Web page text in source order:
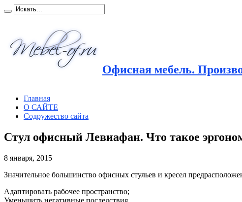
Офисная мебель.
Главная
О САЙТЕ
Содружество сайта
Стул офисный Левиафан. Что такое
8 января, 2015
Значительное большинство офисных стульев и кресел
Адаптировать рабочее пространство;
Уменьшить негативные последствия.